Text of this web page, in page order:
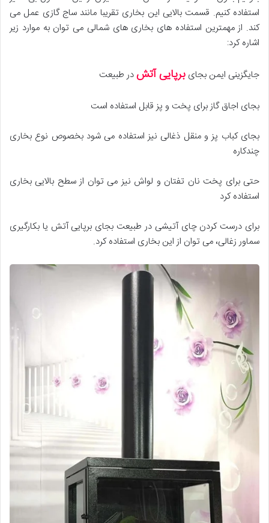
استفاده کنیم. قسمت بالایی این بخاری تقریبا مانند ساج گازی عمل می
کند. از مهمترین استفاده های بخاری های شمالی می توان به موارد زیر
اشاره کرد:
جایگزینی ایمن بجای برپایی آتشدر طبیعت
بجای اجاق گاز برای پخت و پز قابل استفاده است
بجای کباب پز و منقل ذغالی نیز استفاده می شود بخصوص نوع بخاری
چندکاره
حتی برای پخت نان تفتان و لواش نیز می توان از سطح بالایی بخاری
استفاده کرد
برای درست کردن چای آتیشی در طبیعت بجای برپایی آتش یا بکارگیری
سماور زغالی، می توان از این بخاری استفاده کرد.